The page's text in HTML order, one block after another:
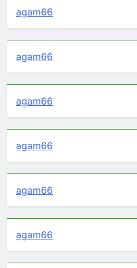
agam66
agam66
agam66
agam66
agam66
agam66